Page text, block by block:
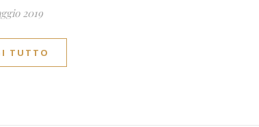
2019
TUTTO